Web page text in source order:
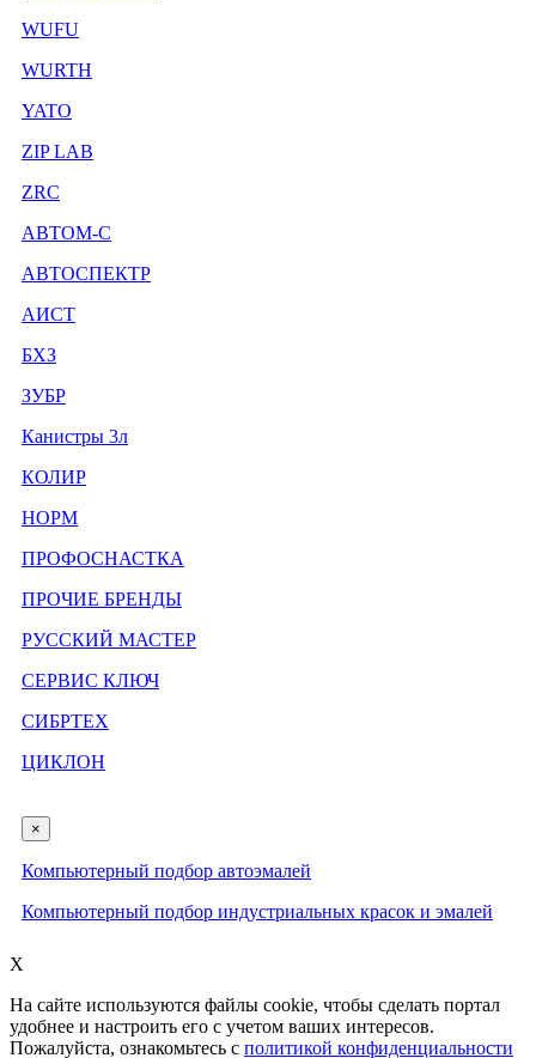
WUFU
WURTH
YATO
ZIP LAB
ZRC
АВТОМ-С
АВТОСПЕКТР
АИСТ
БХЗ
ЗУБР
Канистры 3л
КОЛИР
НОРМ
ПРОФОСНАСТКА
ПРОЧИЕ БРЕНДЫ
РУССКИЙ МАСТЕР
СЕРВИС КЛЮЧ
СИБРТЕХ
ЦИКЛОН
×
Компьютерный подбор автоэмалей
Компьютерный подбор индустриальных красок и эмалей
X
На сайте используются файлы cookie, чтобы сделать портал
удобнее и настроить его с учетом ваших интересов.
Пожалуйста, ознакомьтесь с политикой конфиденциальности